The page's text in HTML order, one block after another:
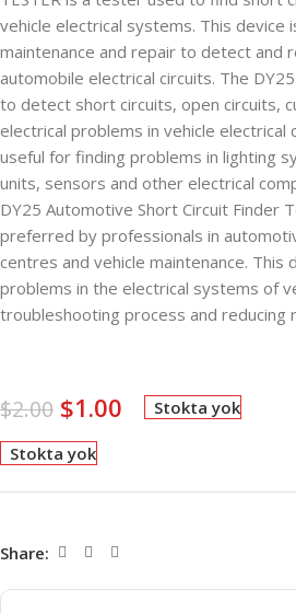
vehicle electrical systems. This device
maintenance and repair to detect and
automobile electrical circuits. The
to detect short circuits, open circuits,
electrical problems in vehicle electrical
useful for finding problems in lighting
units, sensors and other electrical
DY25 Automotive Short Circuit Finder
preferred by professionals in
centres and vehicle maintenance. This
problems in the electrical systems of
troubleshooting process and reducing
$2.00 $1.00 Stokta yok
Stokta yok
Share: